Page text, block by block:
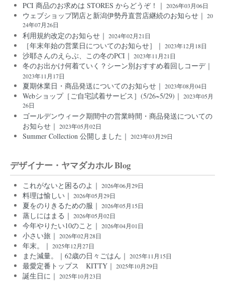
PCI 商品のお求めは STORES からどうぞ！｜ 2026年03月06日
ウェブショップ閉店と新潟伊勢丹直営店継続のお知らせ｜ 20
24年07月26日
利用規約改定のお知らせ｜ 2024年02月21日
［年末年始の営業日についてのお知らせ］｜ 2023年12月18日
沙耶さんのえらぶ、この冬のPCI｜ 2023年11月21日
冬のお出かけ何着ていく？シーン別おすすめ着回しコーデ｜
2023年11月17日
夏期休業日・商品発送についてのお知らせ｜ 2023年08月04日
Webショップ［ご自宅試着サービス］(5/26~5/29)｜ 2023年05月
26日
ゴールデンウィーク期間中の営業時間・商品発送についての
お知らせ｜ 2023年05月02日
Summer Collection 公開しました｜ 2023年03月29日
デザイナー・ヤマダカホル Blog
これがないと困るのよ｜ 2026年06月29日
料理は愉しい｜ 2026年05月29日
夏をのりきるための服｜ 2026年05月15日
蒸しにはまる｜ 2026年05月02日
今年やりたい10のこと｜ 2026年04月01日
小さい旅｜ 2026年02月28日
年末。｜ 2025年12月27日
また減量。｜62歳の日々ごはん｜ 2025年11月15日
最愛定番トップス KITTY｜ 2025年10月29日
誕生日に｜ 2025年10月23日